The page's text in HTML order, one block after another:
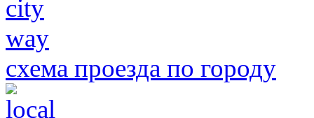
схема проезда по городу